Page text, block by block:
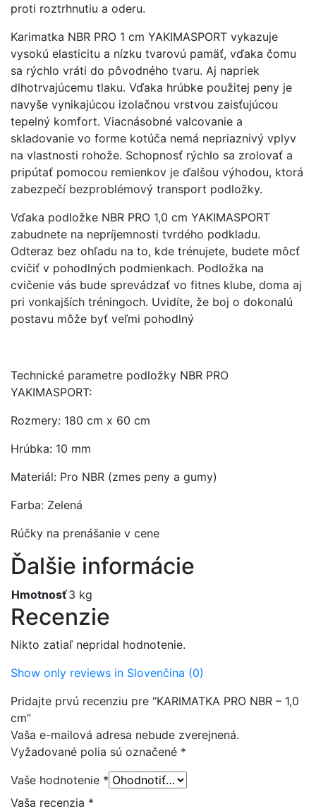
proti roztrhnutiu a oderu.
Karimatka NBR PRO 1 cm YAKIMASPORT vykazuje
vysokú elasticitu a nízku tvarovú pamäť, vďaka čomu
sa rýchlo vráti do pôvodného tvaru. Aj napriek
dlhotrvajúcemu tlaku. Vďaka hrúbke použitej peny je
navyše vynikajúcou izolačnou vrstvou zaisťujúcou
tepelný komfort. Viacnásobné valcovanie a
skladovanie vo forme kotúča nemá nepriaznivý vplyv
na vlastnosti rohože. Schopnosť rýchlo sa zrolovať a
pripútať pomocou remienkov je ďalšou výhodou, ktorá
zabezpečí bezproblémový transport podložky.
Vďaka podložke NBR PRO 1,0 cm YAKIMASPORT
zabudnete na nepríjemnosti tvrdého podkladu.
Odteraz bez ohľadu na to, kde trénujete, budete môcť
cvičiť v pohodlných podmienkach. Podložka na
cvičenie vás bude sprevádzať vo fitnes klube, doma aj
pri vonkajších tréningoch. Uvidíte, že boj o dokonalú
postavu môže byť veľmi pohodlný
Technické parametre podložky NBR PRO
YAKIMASPORT:
Rozmery: 180 cm x 60 cm
Hrúbka: 10 mm
Materiál: Pro NBR (zmes peny a gumy)
Farba: Zelená
Rúčky na prenášanie v cene
Ďalšie informácie
Hmotnosť3 kg
Recenzie
Nikto zatiaľ nepridal hodnotenie.
Show only reviews in Slovenčina (0)
Pridajte prvú recenziu pre “KARIMATKA PRO NBR – 1,0
cm”
Vaša e-mailová adresa nebude zverejnená.
Vyžadované polia sú označené *
Vaše hodnotenie *
Vaša recenzia *